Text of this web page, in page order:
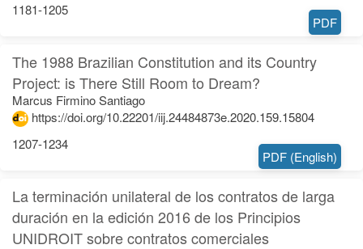
1181-1205
PDF
The 1988 Brazilian Constitution and its Country
Project: is There Still Room to Dream?
Marcus Firmino Santiago
https://doi.org/10.22201/iij.24484873e.2020.159.15804
1207-1234
PDF (English)
La terminación unilateral de los contratos de larga
duración en la edición 2016 de los Principios
UNIDROIT sobre contratos comerciales